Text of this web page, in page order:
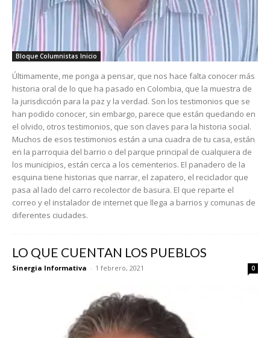
Bloque Columnistas Inicio
Últimamente, me ponga a pensar, que nos hace falta conocer más
historia oral de lo que ha pasado en Colombia, que la muestra de
la jurisdicción para la paz y la verdad. Son los testimonios que se
han podido conocer, sin embargo, parece que están quedando en
el olvido, otros testimonios, que son claves para la historia social.
Muchos de esos testimonios están a una cuadra de tu casa, están
en la parroquia del barrio o del parque principal de cualquiera de
los municipios, están cerca a los cementerios. El panadero de la
esquina tiene historias que narrar, el zapatero, el reciclador que
pasa al lado del carro recolector de basura. El que reparte el
correo y el instalador de internet que llega a barrios y comunas de
diferentes ciudades.
LO QUE CUENTAN LOS PUEBLOS
Sinergia Informativa - 1 febrero, 2021 0